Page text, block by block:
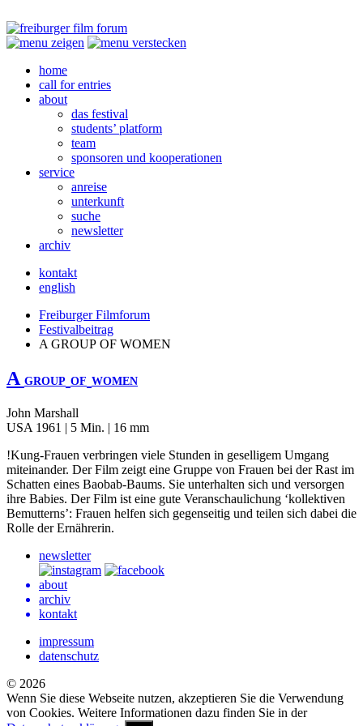
home
call for entries
about
das festival
students’ platform
team
sponsoren und kooperationen
service
anreise
unterkunft
suche
newsletter
archiv
kontakt
english
Freiburger Filmforum
Festivalbeitrag
A GROUP OF WOMEN
A GROUP OF WOMEN
John Marshall
USA 1961 | 5 Min. | 16 mm
!Kung-Frauen verbringen viele Stunden in geselligem Umgang
miteinander. Der Film zeigt eine Gruppe von Frauen bei der Rast im
Schatten eines Baobab-Baums. Sie unterhalten sich und versorgen
ihre Babies. Der Film ist eine gute Veranschaulichung ‘kollektiven
Bemutterns’: Frauen helfen sich gegenseitig und teilen sich dabei die
Rolle der Ernährerin.
newsletter
about
archiv
kontakt
impressum
datenschutz
© 2026
Wenn Sie diese Webseite nutzen, akzeptieren Sie die Verwendung
von Cookies. Weitere Informationen dazu finden Sie in der